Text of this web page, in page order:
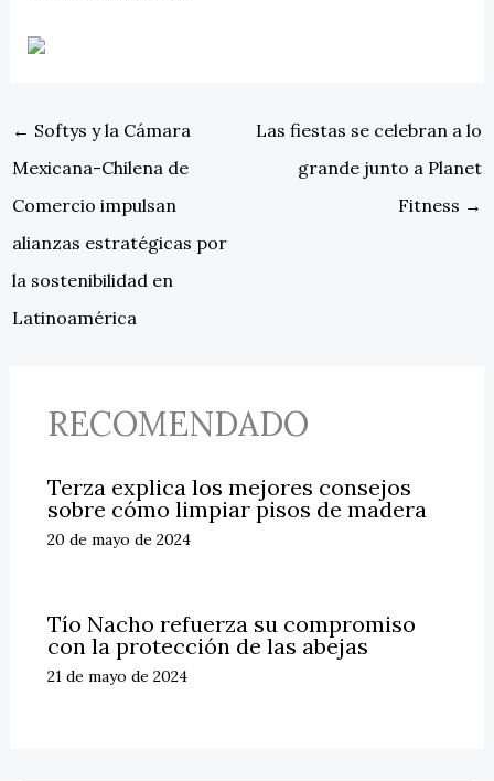
← Softys y la Cámara
Mexicana-Chilena de
Comercio impulsan
alianzas estratégicas por
la sostenibilidad en
Latinoamérica
Las fiestas se celebran a lo
grande junto a Planet
Fitness →
RECOMENDADO
Terza explica los mejores consejos
sobre cómo limpiar pisos de madera
20 de mayo de 2024
Tío Nacho refuerza su compromiso
con la protección de las abejas
21 de mayo de 2024